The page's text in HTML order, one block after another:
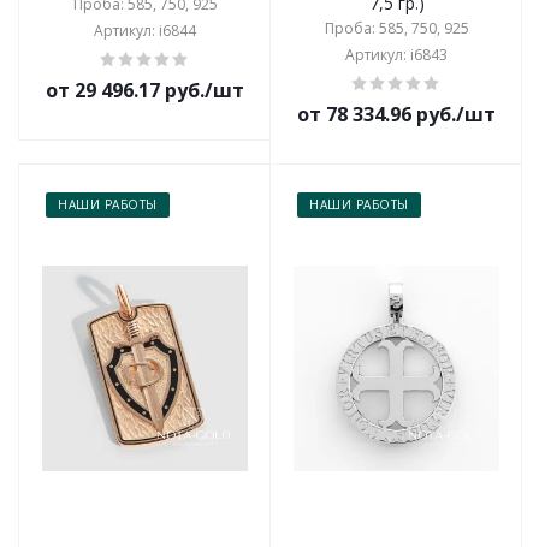
Проба: 585, 750, 925
Артикул: i6844
от 29 496.17 руб./шт
Проба: 585, 750, 925
Артикул: i6843
от 78 334.96 руб./шт
НАШИ РАБОТЫ НАШИ РАБОТЫ